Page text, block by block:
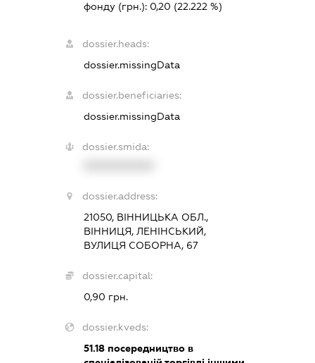
фонду (грн.): 0,20 (22.222 %)
dossier.heads:
dossier.missingData
dossier.beneficiaries:
dossier.missingData
dossier.smida:
dossier.address:
21050, ВІННИЦЬКА ОБЛ.,
ВІННИЦЯ, ЛЕНІНСЬКИЙ,
ВУЛИЦЯ СОБОРНА, 67
dossier.capital:
0,90 грн.
dossier.kveds:
51.18 посередництво в